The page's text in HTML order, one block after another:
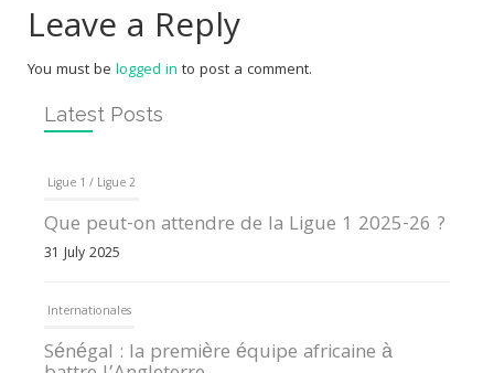
Leave a Reply
You must be logged in to post a comment.
Latest Posts
Ligue 1 / Ligue 2
Que peut-on attendre de la Ligue 1 2025-26 ?
31 July 2025
Internationales
Sénégal : la première équipe africaine à